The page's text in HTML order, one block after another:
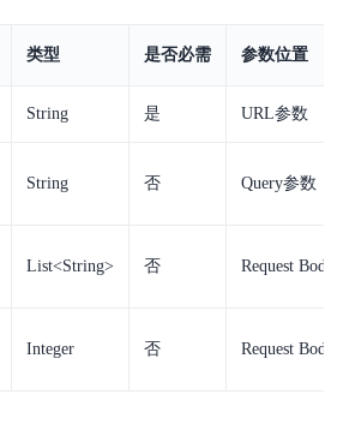
类型 是否必需 参数位置
String 是 URL参数
String 否 Query参数
List<String> 否 Request Body
Integer 否 Request Body